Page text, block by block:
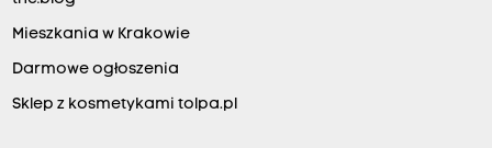
Mieszkania w Krakowie
Darmowe ogłoszenia
Sklep z kosmetykami tolpa.pl